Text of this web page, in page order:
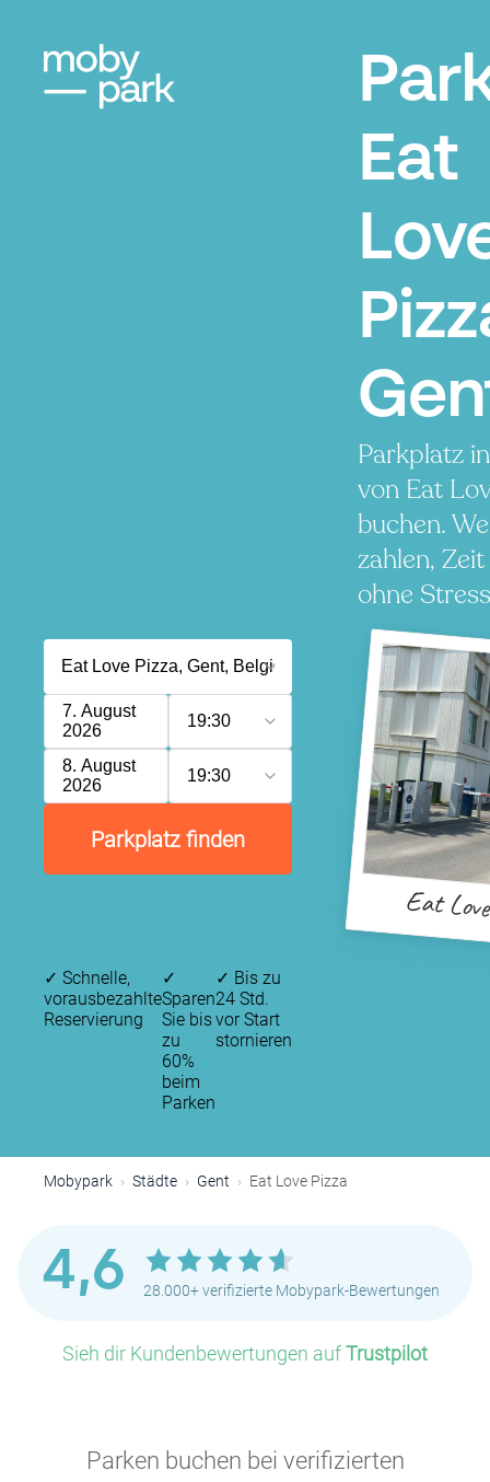
Eat
Parkplatz
von Eat
buchen.
zahlen,
ohne
7. August
2026
19:30
8. August
2026
19:30
Parkplatz finden
Eat
✓ Schnelle,
vorausbezahlte
Reservierung
✓
Sparen
Sie bis
zu
60%
beim
Parken
✓ Bis zu
24 Std.
vor Start
stornieren
Mobypark Städte Gent Eat Love Pizza
4,6 28.000+ verifizierte Mobypark-Bewertungen
Sieh dir Kundenbewertungen aufTrustpilot
Parken buchen bei verifizierten